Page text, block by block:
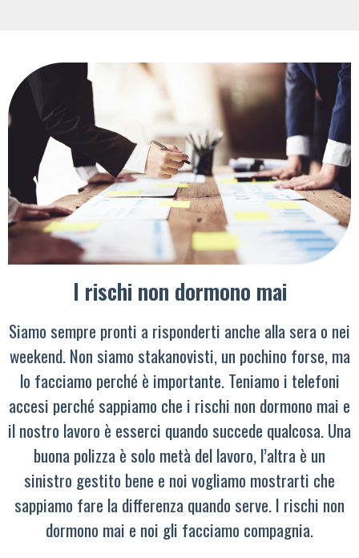
I rischi non dormono mai
Siamo sempre pronti a risponderti anche alla sera o nei
weekend. Non siamo stakanovisti, un pochino forse, ma
lo facciamo perché è importante. Teniamo i telefoni
accesi perché sappiamo che i rischi non dormono mai e
il nostro lavoro è esserci quando succede qualcosa. Una
buona polizza è solo metà del lavoro, l’altra è un
sinistro gestito bene e noi vogliamo mostrarti che
sappiamo fare la differenza quando serve. I rischi non
dormono mai e noi gli facciamo compagnia.